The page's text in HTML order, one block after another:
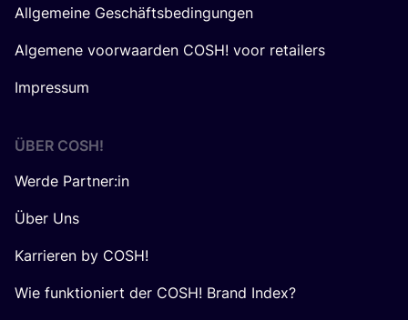
Allgemeine Geschäftsbedingungen
Algemene voorwaarden COSH! voor retailers
Impressum
ÜBER COSH!
Werde Partner:in
Über Uns
Karrieren by COSH!
Wie funktioniert der COSH! Brand Index?